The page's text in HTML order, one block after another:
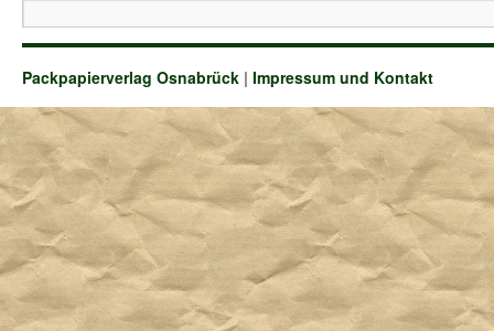
Packpapierverlag Osnabrück | Impressum und Kontakt